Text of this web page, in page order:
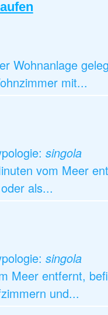
Wohnanlage
mit...
singola
vom Meer
als...
singola
Meer entfernt,
und...